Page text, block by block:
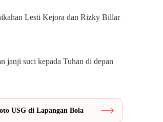
Lesti Kejora dan Rizky Billar
janji suci kepada Tuhan di depan
USG di Lapangan Bola